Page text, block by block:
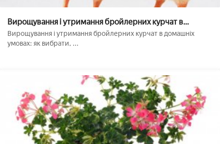
Вирощування і утримання бройлерних курчат в
домашніх умовах: чим годувати і як доглядати
Вирощування і утримання бройлерних курчат в домашніх
умовах: як вибрати, ...